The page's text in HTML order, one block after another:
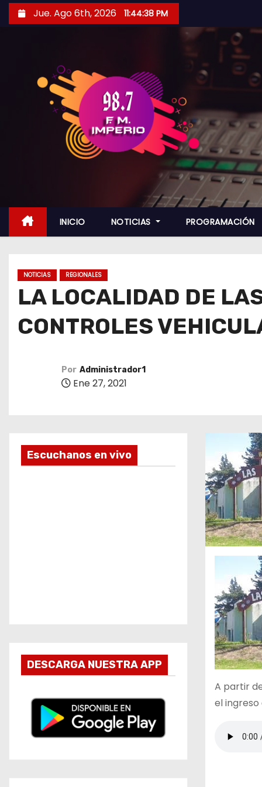
i
Jue. Ago 6th, 2026 11:44:38 PM
INICIO NOTICIAS PROGRAMACIÓN
NOTICIAS REGIONALES
LA LOCALIDAD DE
CONTROLES
Por Administrador1
Ene 27, 2021
Escuchanos en vivo
DESCARGA NUESTRA APP
A partir
el